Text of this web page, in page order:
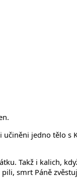
jedno tělo s
Takž i kalich,
smrt Páně